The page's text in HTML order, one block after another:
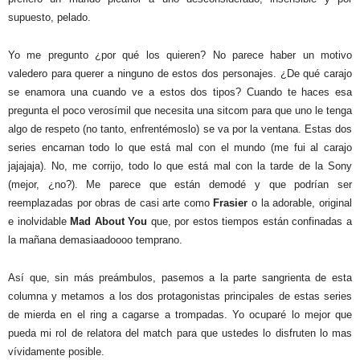
supuesto, pelado.
Yo me pregunto ¿por qué los quieren? No parece haber un motivo
valedero para querer a ninguno de estos dos personajes. ¿De qué carajo
se enamora una cuando ve a estos dos tipos? Cuando te haces esa
pregunta el poco verosímil que necesita una sitcom para que uno le tenga
algo de respeto (no tanto, enfrentémoslo) se va por la ventana. Estas dos
series encarnan todo lo que está mal con el mundo (me fui al carajo
jajajaja). No, me corrijo, todo lo que está mal con la tarde de la Sony
(mejor, ¿no?). Me parece que están demodé y que podrían ser
reemplazadas por obras de casi arte como Frasier o la adorable, original
e inolvidable Mad About You que, por estos tiempos están confinadas a
la mañana demasiaadoooo temprano.
Así que, sin más preámbulos, pasemos a la parte sangrienta de esta
columna y metamos a los dos protagonistas principales de estas series
de mierda en el ring a cagarse a trompadas. Yo ocuparé lo mejor que
pueda mi rol de relatora del match para que ustedes lo disfruten lo mas
vívidamente posible.